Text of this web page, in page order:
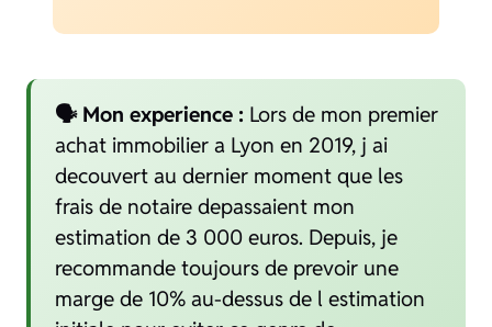
🗣️ Mon experience : Lors de mon premier
achat immobilier a Lyon en 2019, j ai
decouvert au dernier moment que les
frais de notaire depassaient mon
estimation de 3 000 euros. Depuis, je
recommande toujours de prevoir une
marge de 10% au-dessus de l estimation